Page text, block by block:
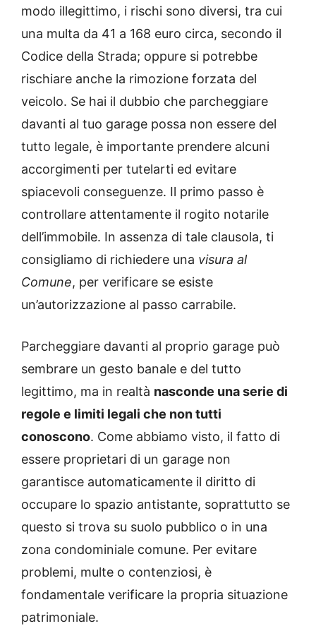
modo illegittimo, i rischi sono diversi, tra cui
una multa da 41 a 168 euro circa, secondo il
Codice della Strada; oppure si potrebbe
rischiare anche la rimozione forzata del
veicolo. Se hai il dubbio che parcheggiare
davanti al tuo garage possa non essere del
tutto legale, è importante prendere alcuni
accorgimenti per tutelarti ed evitare
spiacevoli conseguenze. Il primo passo è
controllare attentamente il rogito notarile
dell’immobile. In assenza di tale clausola, ti
consigliamo di richiedere una visura al
Comune, per verificare se esiste
un’autorizzazione al passo carrabile.
Parcheggiare davanti al proprio garage può
sembrare un gesto banale e del tutto
legittimo, ma in realtà nasconde una serie di
regole e limiti legali che non tutti
conoscono. Come abbiamo visto, il fatto di
essere proprietari di un garage non
garantisce automaticamente il diritto di
occupare lo spazio antistante, soprattutto se
questo si trova su suolo pubblico o in una
zona condominiale comune. Per evitare
problemi, multe o contenziosi, è
fondamentale verificare la propria situazione
patrimoniale.